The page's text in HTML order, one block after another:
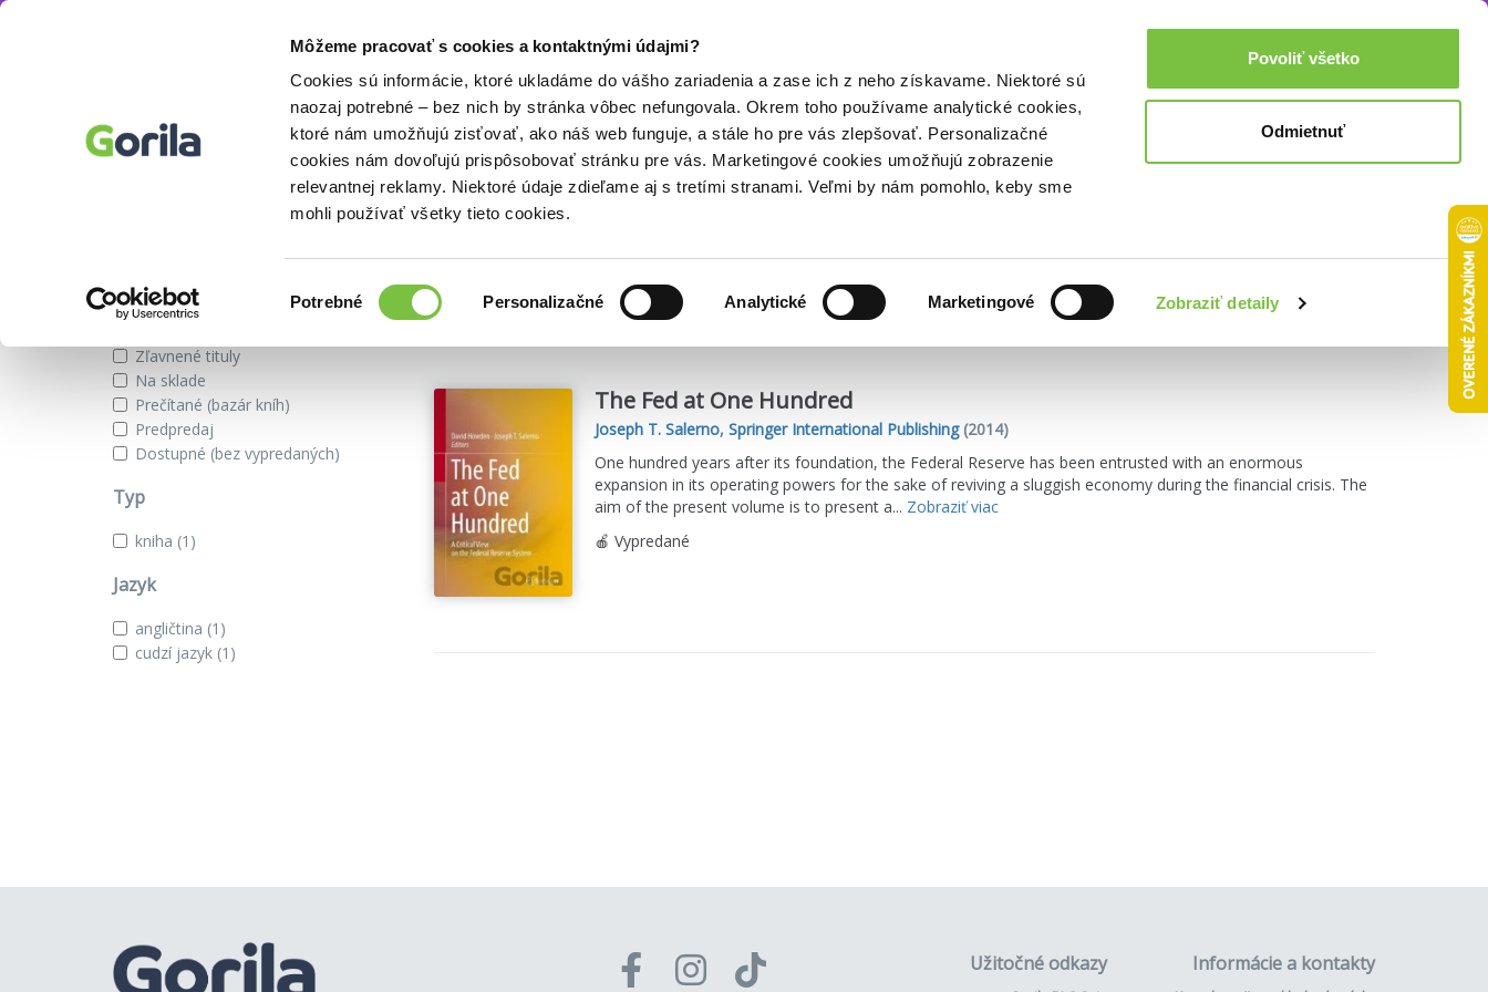
Môžeme pracovať s cookies a kontaktnými údajmi?
Cookies sú informácie, ktoré ukladáme do vášho zariadenia a zase ich z neho získavame. Niektoré sú
naozaj potrebné – bez nich by stránka vôbec nefungovala. Okrem toho používame analytické cookies,
ktoré nám umožňujú zisťovať, ako náš web funguje, a stále ho pre vás zlepšovať. Personalizačné
cookies nám dovoľujú prispôsobovať stránku pre vás. Marketingové cookies umožňujú zobrazenie
relevantnej reklamy. Niektoré údaje zdieľame aj s tretími stranami. Veľmi by nám pomohlo, keby sme
mohli používať všetky tieto cookies.
súhlasu
Potrebné Personalizačné Analytické Marketingové Zobraziť detaily
Povoliť všetko
Odmietnuť
Doplnky Prihlásenie 0,00€
Joseph T. Salerno Akcie a zľavy
Knihy autora Joseph T. Salerno
Zobraziť iba
Zľavnené tituly
Na sklade
Prečítané (bazár kníh)
Predpredaj
Dostupné (bez vypredaných)
Typ
kniha (1)
Jazyk
angličtina (1)
cudzí jazyk (1)
Našli sme Zoradiť podľa:
The Fed at One Hundred
Joseph T. Salerno, Springer International Publishing(2014)
One hundred years after its foundation, the Federal Reserve has been entrusted with an enormous
expansion in its operating powers for the sake of reviving a sluggish economy during the financial crisis. The
aim of the present volume is to present a... Zobraziť viac
🍎 Vypredané
Užitočné odkazy Informácie a kontakty